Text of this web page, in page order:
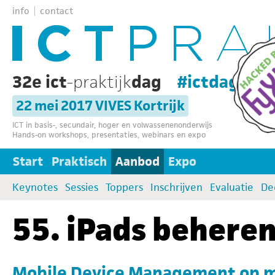
info contact
32e ict-praktijkdag #ictdag32
22 mei 2017 VIVES Kortrijk
ICT in basis-, secundair, hoger en volwassenenonderwijs
Hands-on workshops, presentaties, webinars en expo
Start Praktisch Aanbod Expo
Keynotes Sessies Toppers Inschrijven Evaluatie
55. iPads